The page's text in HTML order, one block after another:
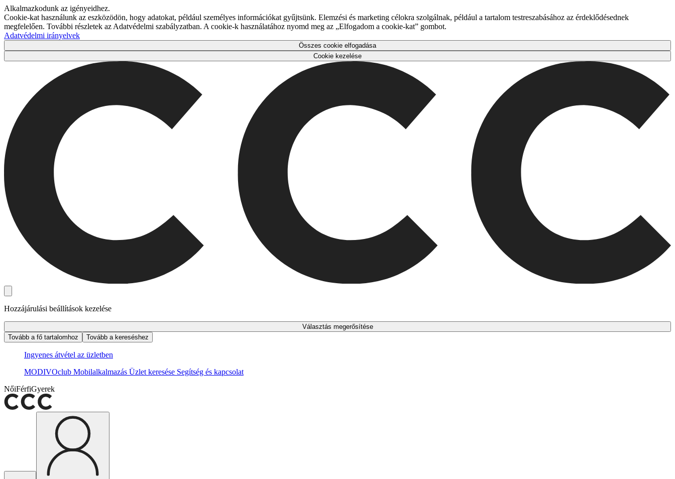
Alkalmazkodunk az igényeidhez.
Cookie-kat használunk az eszközödön, hogy adatokat, például személyes információkat gyűjtsünk. Elemzési és marketing célokra szolgálnak, például a tartalom testreszabásához az érdeklődésednek
megfelelően. További részletek az Adatvédelmi szabályzatban. A cookie-k használatához nyomd meg az „Elfogadom a cookie-kat” gombot.
Adatvédelmi irányelvek
Összes cookie elfogadása
Cookie kezelése
Hozzájárulási beállítások kezelése
Választás megerősítése
Tovább a fő tartalomhoz
Tovább a kereséshez
Ingyenes átvétel az üzletben
MODIVOclub Mobilalkalmazás Üzlet keresése Segítség és kapcsolat
NőiFérfiGyerek